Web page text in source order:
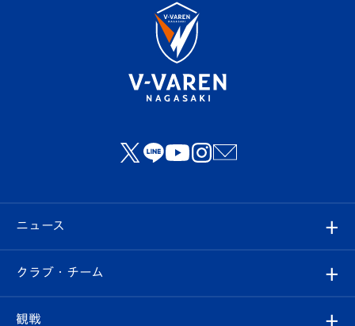
ニュース
すべて
クラブ・チーム
観戦